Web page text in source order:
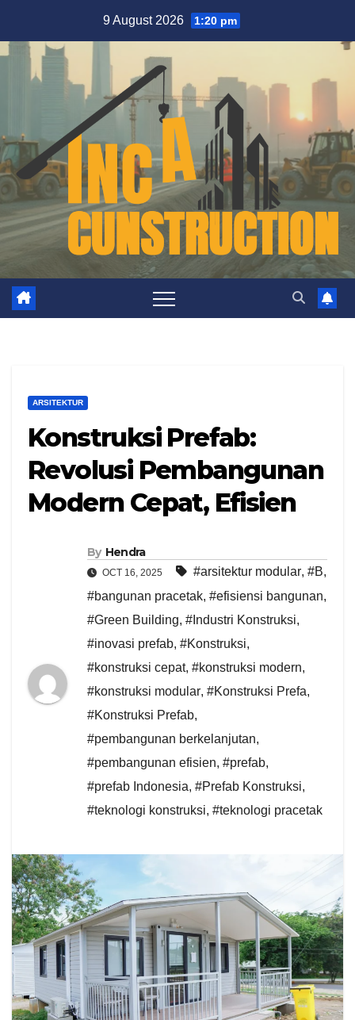
content
9 August 2026 1:20 pm
ARSITEKTUR
Konstruksi Prefab:
Revolusi Pembangunan
Modern Cepat, Efisien
By Hendra
OCT 16, 2025 #arsitektur modular, #B,
#bangunan pracetak, #efisiensi bangunan,
#Green Building, #Industri Konstruksi,
#inovasi prefab, #Konstruksi,
#konstruksi cepat, #konstruksi modern,
#konstruksi modular, #Konstruksi Prefa,
#Konstruksi Prefab,
#pembangunan berkelanjutan,
#pembangunan efisien, #prefab,
#prefab Indonesia, #Prefab Konstruksi,
#teknologi konstruksi, #teknologi pracetak